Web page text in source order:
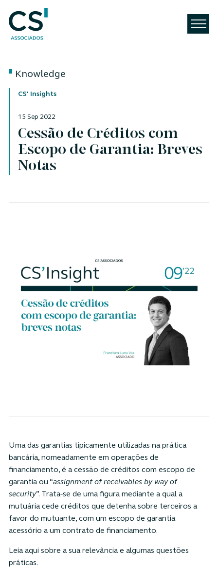
Knowledge
CS' Insights
15 Sep 2022
Cessão de Créditos com
Escopo de Garantia: Breves
Notas
Uma das garantias tipicamente utilizadas na prática
bancária, nomeadamente em operações de
financiamento, é a cessão de créditos com escopo de
garantia ou “assignment of receivables by way of
security”. Trata-se de uma figura mediante a qual a
mutuária cede créditos que detenha sobre terceiros a
favor do mutuante, com um escopo de garantia
acessório a um contrato de financiamento.
Leia aqui sobre a sua relevância e algumas questões
práticas.